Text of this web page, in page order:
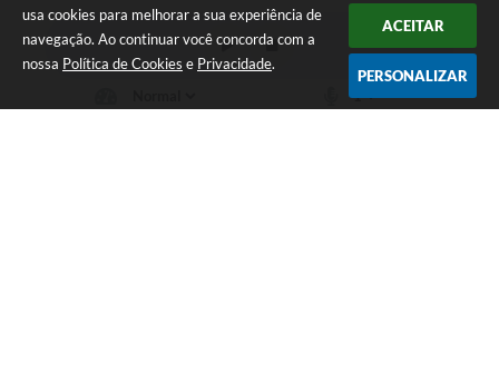
usa cookies para melhorar a sua experiência de
navegação. Ao continuar você concorda com a
nossa Política de Cookies e Privacidade.
ACEITAR
PERSONALIZAR